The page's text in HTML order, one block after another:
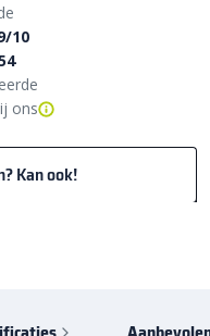
10
ons
Kan ook!